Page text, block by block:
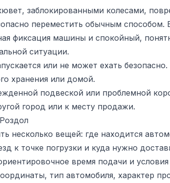
заблокированными колесами,
переместить обычным способом.
фиксация машины и спокойный,
ситуации.
или не может ехать безопасно.
хранения или домой.
подвеской или проблемной
город или к месту продажи.
несколько вещей: где находится
к точке погрузки и куда нужно
время подачи и условия
тип автомобиля, характер